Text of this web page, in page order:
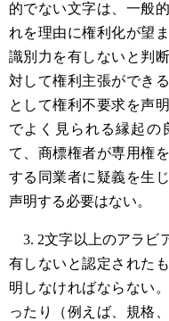
的でない文字は、一般
れを理由に権利化が望
識別力を有しないと判
対して権利主張ができ
として権利不要求を声
でよく見られる縁起の
て、商標権者が専用権
する同業者に疑義を生
声明する必要はない。
3. 2文字以上のアラビ
有しないと認定された
明しなければならない
ったり（例えば、規格